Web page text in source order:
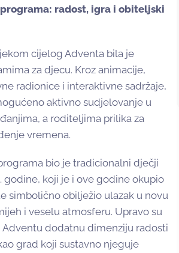
radost, igra i obiteljski
cijelog Adventa bila je
za djecu. Kroz animacije,
radionice i interaktivne sadržaje,
aktivno sudjelovanje u
a roditeljima prilika za
vremena.
bio je tradicionalni dječji
godine, koji je i ove godine okupio
simbolično obilježio ulazak u novu
i veselu atmosferu. Upravo su
Adventu dodatnu dimenziju radosti
grad koji sustavno njeguje